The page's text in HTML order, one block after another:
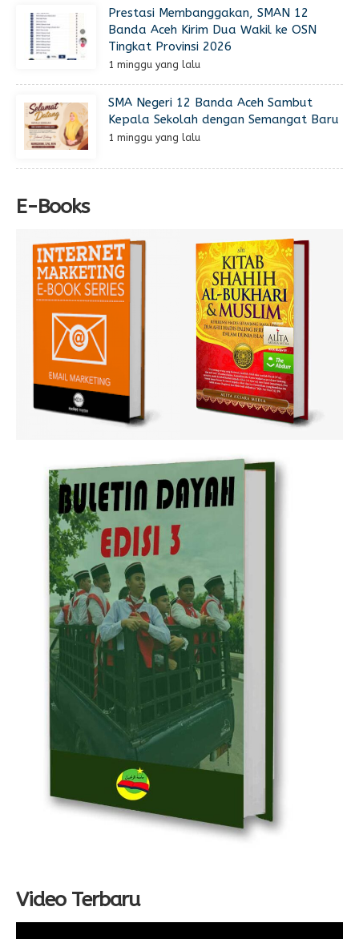
Prestasi Membanggakan, SMAN 12
Banda Aceh Kirim Dua Wakil ke OSN
Tingkat Provinsi 2026
1 minggu yang lalu
SMA Negeri 12 Banda Aceh Sambut
Kepala Sekolah dengan Semangat Baru
1 minggu yang lalu
E-Books
Video Terbaru